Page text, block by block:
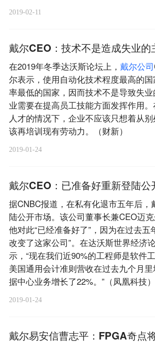
2019-02-11
戴尔CEO：技术不是造成失业的
在2019年冬季达沃斯论坛上， 戴尔公司
尔表示，使用自动化技术程度最高的
率最低的国家，因而技术不是导致失
业需要在提高员工技能方面发挥作用
人才的情况下，企业不应该只想着从
该再培训现有劳动力。（财新）
2019-01-24
戴尔CEO：已准备好重新登陆公
据CNBC报道，在私有化退市五年后，
陆公开市场。该公司董事长兼CEO迈克
他对此“已经准备好了”，因为在过去五
改变了这家公司”。在达沃斯世界经济
示，“现在我们近90%的工程师是软件
美国通用会计准则营收在过去九个月
据中心业务增长了22%。”（凤凰科技）
2019-01-24
戴尔易安信曹志平：FPGA奇点